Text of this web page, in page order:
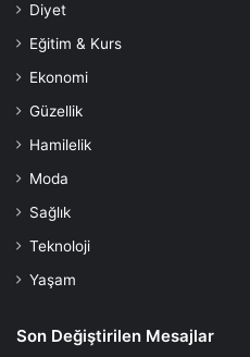
Diyet
Eğitim & Kurs
Ekonomi
Güzellik
Hamilelik
Moda
Sağlık
Teknoloji
Yaşam
Son Değiştirilen Mesajlar